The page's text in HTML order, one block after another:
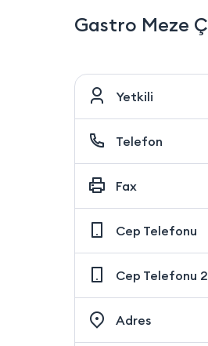
Gastro Meze
Yetkili
Telefon
Fax
Cep Telefonu
Cep Telefonu 2
Adres